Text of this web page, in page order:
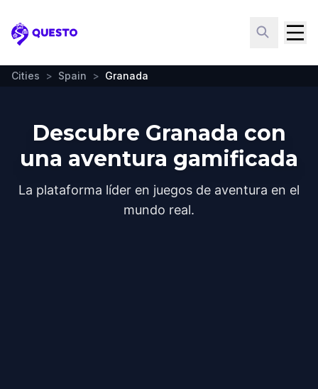
Questo
Cities > Spain > Granada
Descubre Granada con
una aventura gamificada
La plataforma líder en juegos de aventura en el
mundo real.